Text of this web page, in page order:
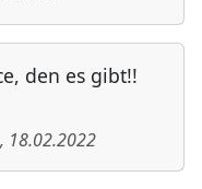
den es gibt!!
, 18.02.2022